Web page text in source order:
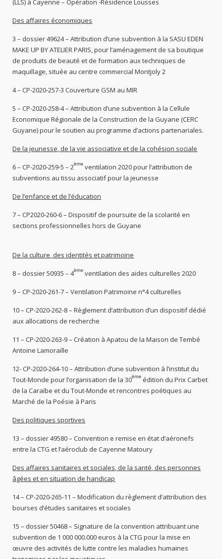
(LLS) à Cayenne – Opération -Résidence Lousses
Des affaires économiques
3 – dossier 49624 – Attribution d’une subvention à la SASU EDEN
MAKE UP BY ATELIER PARIS, pour l’aménagement de sa boutique
de produits de beauté et de formation aux techniques de
maquillage, située au centre commercial Montjoly 2
4 – CP-2020-257-3 Couverture GSM au MIR
5 – CP-2020-258-4 – Attribution d’une subvention à la Cellule
Economique Régionale de la Construction de la Guyane (CERC
Guyane) pour le soutien au programme d’actions partenariales.
De la jeunesse, de la vie associative et de la cohésion sociale
6 – CP-2020-259-5 – 2ème ventilation 2020 pour l’attribution de
subventions au tissu associatif pour la jeunesse
De l’enfance et de l’éducation
7 – CP2020-260-6 – Dispositif de poursuite de la scolarité en
sections professionnelles hors de Guyane
De la culture, des identités et patrimoine
8 – dossier 50935 – 4ème ventilation des aides culturelles 2020
9 – CP-2020-261-7 – Ventilation Patrimoine n°4 culturelles
10 – CP-2020-262-8 – Règlement d’attribution d’un dispositif dédié
aux allocations de recherche
11 – CP-2020-263-9 – Création à Apatou de la Maison de Tembé
Antoine Lamoraille
12- CP-2020-264-10 – Attribution d’une subvention à l’institut du
Tout-Monde pour l’organisation de la 30ème édition du Prix Carbet
de la Caraïbe et du Tout-Monde et rencontres poétiques au
Marché de la Poésie à Paris
Des politiques sportives
13 – dossier 49580 – Convention e remise en état d’aéronefs
entre la CTG et l’aéroclub de Cayenne Matoury
Des affaires sanitaires et sociales, de la santé, des personnes
âgées et en situation de handicap
14 – CP-2020-265-11 – Modification du règlement d’attribution des
bourses d’études sanitaires et sociales
15 – dossier 50468 – Signature de la convention attribuant une
subvention de 1 000 000.000 euros à la CTG pour la mise en
œuvre des activités de lutte contre les maladies humaines